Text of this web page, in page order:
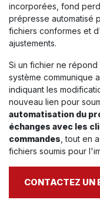
incorporées, fond
prépresse automatisé
fichiers conformes et
ajustements.
Si un fichier ne
système communique
indiquant les
nouveau lien pour
automatisation du
échanges avec les
commandes , tout en
fichiers soumis pour
CONTACTEZ UN